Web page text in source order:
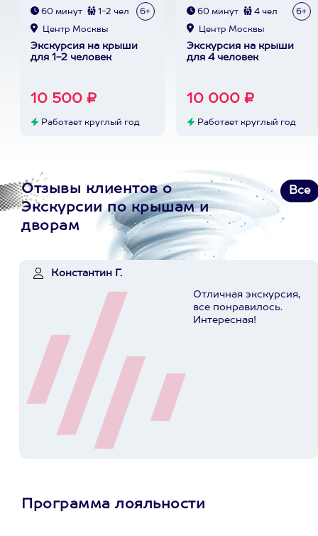
60 минут 1-2 чел 6+
Центр Москвы
Экскурсия на крыши
для 1-2 человек
10 500 ₽
Работает круглый год
60 минут 4 чел 6+
Центр Москвы
Экскурсия на крыши
для 4 человек
10 000 ₽
Работает круглый год
Отзывы клиентов о
Экскурсии по крышам и
дворам
Все
Константин Г.
Отличная экскурсия,
все понравилось.
Интересная!
Программа лояльности